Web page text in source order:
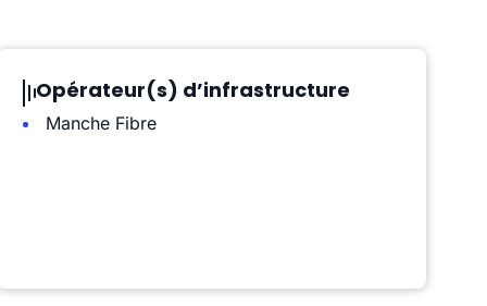
Opérateur(s) d’infrastructure
Manche Fibre